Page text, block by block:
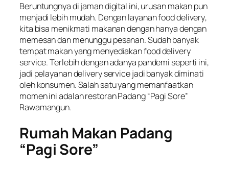
Beruntungnya di jaman digital ini, urusan makan pun
menjadi lebih mudah. Dengan layananfood delivery,
kita bisa menikmati makanan dengan hanya dengan
memesan dan menunggu pesanan. Sudah banyak
tempat makan yang menyediakanfood delivery
service. Terlebih dengan adanya pandemi seperti ini,
jadi pelayanandelivery servicejadi banyak diminati
oleh konsumen. Salah satu yang memanfaatkan
momen ini adalah restoran Padang “Pagi Sore”
Rawamangun.
Rumah Makan Padang
“Pagi Sore”